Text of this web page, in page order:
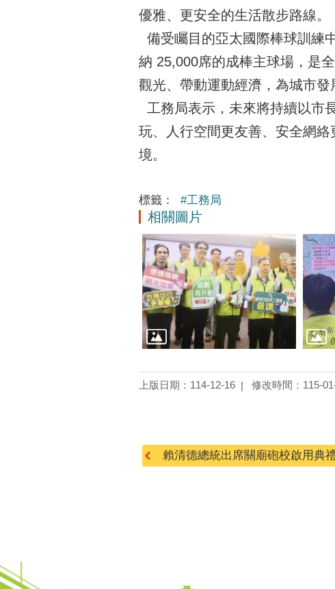
優雅、更安全的生活散步路線。
備受矚目的亞太國際棒球訓練
納 25,000席的成棒主球場，是
觀光、帶動運動經濟，為城市發
工務局表示，未來將持續以市
玩、人行空間更友善、安全網
境。
標籤： #工務局
相關圖片
上版日期：114-12-16 修改時間：115-
賴清德總統出席關廟砲校啟用典